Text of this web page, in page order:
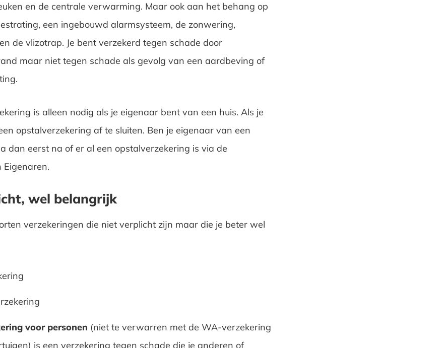
en de centrale verwarming. Maar ook aan het behang op
een ingebouwd alarmsysteem, de zonwering,
de vlizotrap. Je bent verzekerd tegen schade door
maar niet tegen schade als gevolg van een aardbeving of
is alleen nodig als je eigenaar bent van een huis. Als je
opstalverzekering af te sluiten. Ben je eigenaar van een
dan eerst na of er al een opstalverzekering is via de
Eigenaren.
wel belangrijk
verzekeringen die niet verplicht zijn maar die je beter wel
voor personen (niet te verwarren met de WA-verzekering
is een verzekering tegen schade die je anderen of